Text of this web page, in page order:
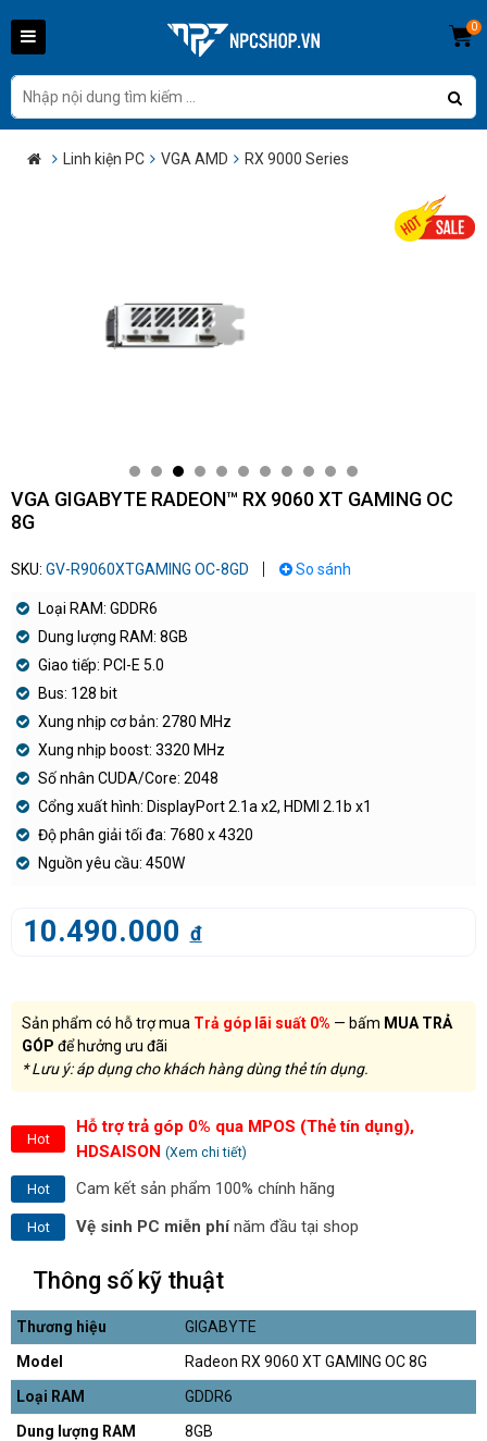
0
Linh kiện PC VGA AMD RX 9000 Series
VGA GIGABYTE RADEON™ RX 9060 XT GAMING OC
8G
SKU: GV-R9060XTGAMING OC-8GD So sánh
Loại RAM: GDDR6
Dung lượng RAM: 8GB
Giao tiếp: PCI-E 5.0
Bus: 128 bit
Xung nhịp cơ bản: 2780 MHz
Xung nhịp boost: 3320 MHz
Số nhân CUDA/Core: 2048
Cổng xuất hình: DisplayPort 2.1a x2, HDMI 2.1b x1
Độ phân giải tối đa: 7680 x 4320
Nguồn yêu cầu: 450W
10.490.000 đ
Sản phẩm có hỗ trợ mua Trả góp lãi suất 0% — bấm MUA TRẢ
GÓP để hưởng ưu đãi
* Lưu ý: áp dụng cho khách hàng dùng thẻ tín dụng.
Hot
Hỗ trợ trả góp 0% qua MPOS (Thẻ tín dụng),
HDSAISON (Xem chi tiết)
Hot Cam kết sản phẩm 100% chính hãng
Hot Vệ sinh PC miễn phínăm đầu tại shop
Thông số kỹ thuật
Thương hiệu
GIGABYTE
Model
Radeon RX 9060 XT GAMING OC 8G
Loại RAM
GDDR6
Dung lượng RAM
8GB